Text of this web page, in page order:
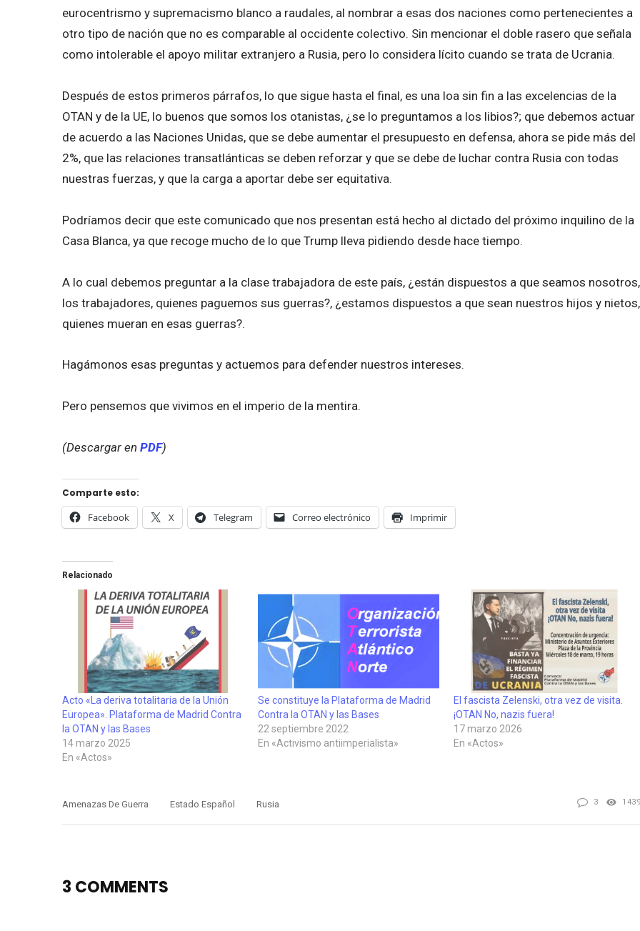
eurocentrismo y supremacismo blanco a raudales, al nombrar a esas dos naciones como pertenecientes a
otro tipo de nación que no es comparable al occidente colectivo. Sin mencionar el doble rasero que señala
como intolerable el apoyo militar extranjero a Rusia, pero lo considera lícito cuando se trata de Ucrania.
Después de estos primeros párrafos, lo que sigue hasta el final, es una loa sin fin a las excelencias de la
OTAN y de la UE, lo buenos que somos los otanistas, ¿se lo preguntamos a los libios?; que debemos actuar
de acuerdo a las Naciones Unidas, que se debe aumentar el presupuesto en defensa, ahora se pide más del
2%, que las relaciones transatlánticas se deben reforzar y que se debe de luchar contra Rusia con todas
nuestras fuerzas, y que la carga a aportar debe ser equitativa.
Podríamos decir que este comunicado que nos presentan está hecho al dictado del próximo inquilino de la
Casa Blanca, ya que recoge mucho de lo que Trump lleva pidiendo desde hace tiempo.
A lo cual debemos preguntar a la clase trabajadora de este país, ¿están dispuestos a que seamos nosotros,
los trabajadores, quienes paguemos sus guerras?, ¿estamos dispuestos a que sean nuestros hijos y nietos,
quienes mueran en esas guerras?.
Hagámonos esas preguntas y actuemos para defender nuestros intereses.
Pero pensemos que vivimos en el imperio de la mentira.
(Descargar en PDF)
Comparte esto:
Facebook X Telegram Correo electrónico Imprimir
Relacionado
Acto «La deriva totalitaria de la Unión
Europea». Plataforma de Madrid Contra
la OTAN y las Bases
14 marzo 2025
En «Actos»
Se constituye la Plataforma de Madrid
Contra la OTAN y las Bases
22 septiembre 2022
En «Activismo antiimperialista»
El fascista Zelenski, otra vez de visita.
¡OTAN No, nazis fuera!
17 marzo 2026
En «Actos»
Amenazas De Guerra Estado Español Rusia 3 1439
3 COMMENTS